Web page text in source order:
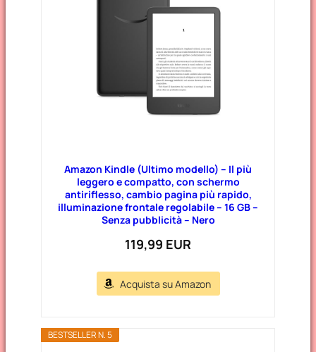
Amazon Kindle (Ultimo modello) – Il più
leggero e compatto, con schermo
antiriflesso, cambio pagina più rapido,
illuminazione frontale regolabile – 16 GB –
Senza pubblicità – Nero
119,99 EUR
Acquista su Amazon
BESTSELLER N. 5